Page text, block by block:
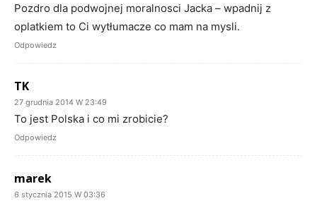
Pozdro dla podwojnej moralnosci Jacka – wpadnij z
oplatkiem to Ci wytłumacze co mam na mysli.
Odpowiedz
TK
27 grudnia 2014 W 23:49
To jest Polska i co mi zrobicie?
Odpowiedz
marek
6 stycznia 2015 W 03:36